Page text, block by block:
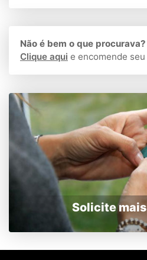
Não é bem o que procurava?
Clique aqui e encomende
Solicite